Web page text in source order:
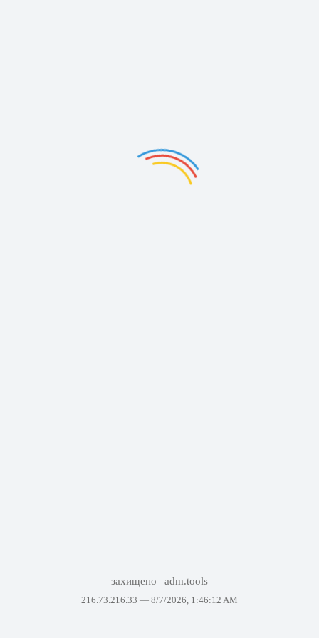
захищено adm.tools
216.73.216.33 — 8/7/2026, 1:46:12 AM